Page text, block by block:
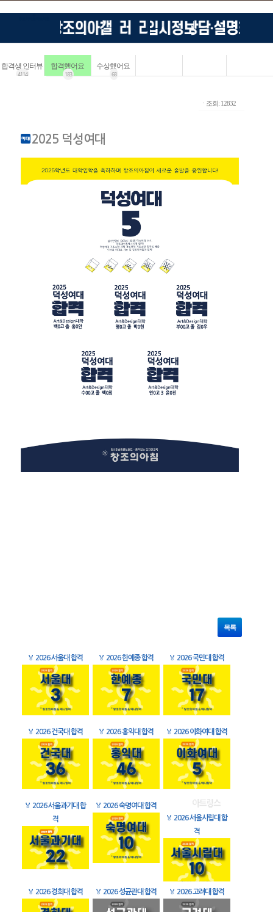
합격생 인터뷰
4114
합격했어요
183
수상했어요
68
ㆍ조회: 12832
2025 덕성여대
목록
🏅 2026 서울대 합격 🏅 2026 한예종 합격 🏅 2026 국민대 합격
🏅 2026 건국대 합격 🏅 2026 홍익대 합격 🏅 2026 이화여대 합격
🏅 2026 서울과기대 합
격
🏅 2026 숙명여대 합격
🏅 2026 서울시립대 합
격
🏅 2026 경희대 합격 🏅 2026 성균관대 합격 🏅 2026 고려대 합격